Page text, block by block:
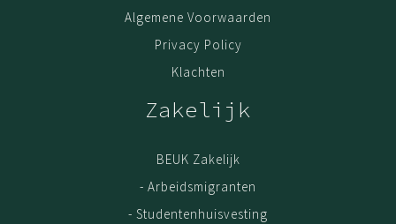
Algemene Voorwaarden
Privacy Policy
Klachten
Zakelijk
BEUK Zakelijk
- Arbeidsmigranten
- Studentenhuisvesting